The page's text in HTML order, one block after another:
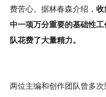
费苦心。据林春森介绍， 收
中一项万分重要的基础性
队花费了大量精力。
两位主编和创作团队曾多